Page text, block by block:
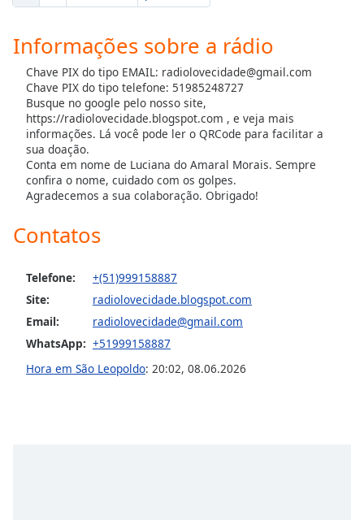
Informações sobre a rádio
Chave PIX do tipo EMAIL: radiolovecidade@gmail.com
Chave PIX do tipo telefone: 51985248727
Busque no google pelo nosso site,
https://radiolovecidade.blogspot.com , e veja mais
informações. Lá você pode ler o QRCode para facilitar a
sua doação.
Conta em nome de Luciana do Amaral Morais. Sempre
confira o nome, cuidado com os golpes.
Agradecemos a sua colaboração. Obrigado!
Contatos
Telefone:
+(51)999158887
Site:
radiolovecidade.blogspot.com
Email:
radiolovecidade@gmail.com
WhatsApp: +51999158887
Hora em São Leopoldo: 20:02, 08.06.2026